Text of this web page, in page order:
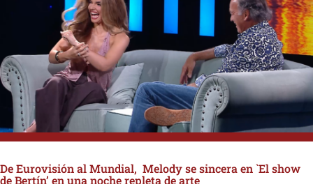
De Eurovisión al Mundial, Melody se sincera en `El show
de Bertín’ en una noche repleta de arte